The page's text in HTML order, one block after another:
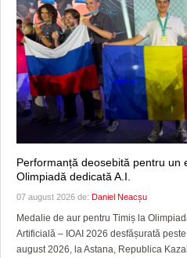
Performanță deosebită pentru un
Olimpiadă dedicată A.I.
07 august 2026 de: Daniel Neacșu
Medalie de aur pentru Timiș la
Artificială – IOAI 2026 desfășurată
august 2026, la Astana, Republica